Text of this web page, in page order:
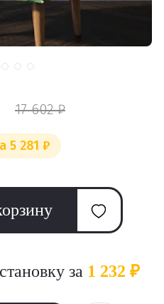
17 602 ₽
5 281 ₽
за 1 232 ₽